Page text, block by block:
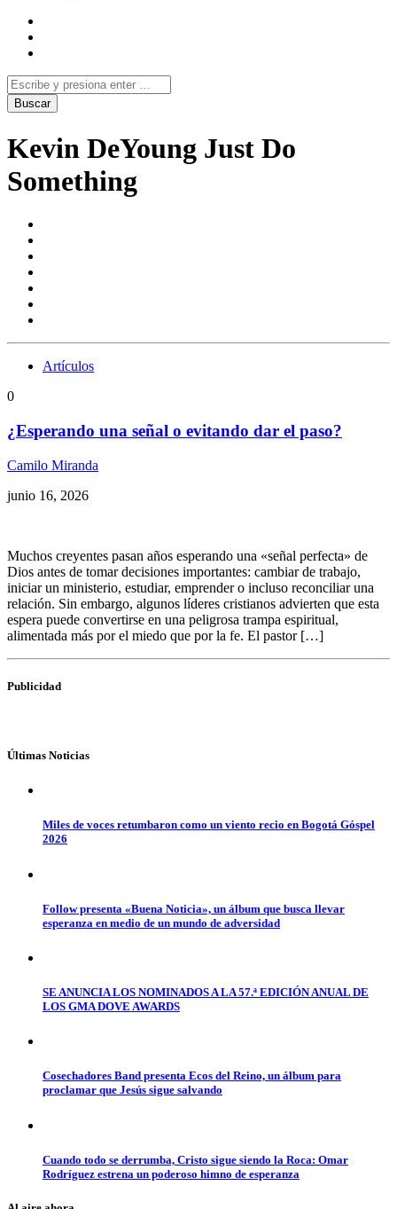
Kevin DeYoung Just Do
Something
Artículos
0
¿Esperando una señal o evitando dar el paso?
Camilo Miranda
junio 16, 2026
Muchos creyentes pasan años esperando una «señal perfecta» de
Dios antes de tomar decisiones importantes: cambiar de trabajo,
iniciar un ministerio, estudiar, emprender o incluso reconciliar una
relación. Sin embargo, algunos líderes cristianos advierten que esta
espera puede convertirse en una peligrosa trampa espiritual,
alimentada más por el miedo que por la fe. El pastor […]
Publicidad
Últimas Noticias
Miles de voces retumbaron como un viento recio en Bogotá Góspel
2026
Follow presenta «Buena Noticia», un álbum que busca llevar
esperanza en medio de un mundo de adversidad
SE ANUNCIA LOS NOMINADOS A LA 57.ª EDICIÓN ANUAL DE
LOS GMA DOVE AWARDS
Cosechadores Band presenta Ecos del Reino, un álbum para
proclamar que Jesús sigue salvando
Cuando todo se derrumba, Cristo sigue siendo la Roca: Omar
Rodríguez estrena un poderoso himno de esperanza